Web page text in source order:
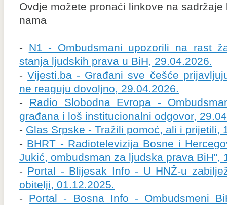
Ovdje možete pronaći linkove na
nama
- N1 - Ombudsmani upozorili na rast
stanja ljudskih prava u BiH, 29.04.2026.
-Vijesti.ba - Građani sve češće
ne reaguju dovoljno, 29.04.2026.
- Radio Slobodna Evropa -
građana i loš institucionalni odgovor,
- Glas Srpske - Tražili pomoć, ali i prijetili,
- BHRT - Radiotelevizija Bosne i
Jukić, ombudsman za ljudska prava BiH",
- Portal - Blijesak Info - U HNŽ-u
obitelji, 01.12.2025.
- Portal - Bosna Info - Ombudsmeni